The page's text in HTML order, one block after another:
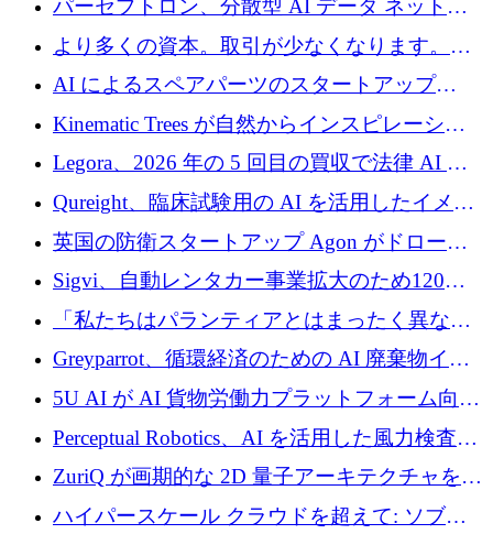
パーセプトロン、分散型 AI データ ネットワ
ークの構築に 650 万ドルを調達
より多くの資本。取引が少なくなります。
2026 年上半期がヨーロッパのテクノロジーに
ついて語ること
AI によるスペアパーツのスタートアップ
Intropy が 1,100 万ドルを調達
Kinematic Trees が自然からインスピレーショ
ンを得たロボット ソフトウェアを拡張するた
めに 58 万 5,000 ポンドを調達
Legora、2026 年の 5 回目の買収で法律 AI ス
タートアップ Wexler を買収
Qureight、臨床試験用の AI を活用したイメー
ジング プラットフォームを拡張するためにシ
リーズ B で 2,000 万ドルを確保
英国の防衛スタートアップ Agon がドローン
攻撃に対抗する仮想戦場を構築、3,000 万ドル
を調達
Sigvi、自動レンタカー事業拡大のため120万
ユーロを調達
「私たちはパランティアとはまったく異なる
会社です」とフランス人の「控えめな」後任
者は言う
Greyparrot、循環経済のための AI 廃棄物イン
テリジェンスを拡張するためにシリーズ B で
2,700 万ドルを確保
5U AI が AI 貨物労働力プラットフォーム向け
に 320 万ドルのプレシードを獲得
Perceptual Robotics、AI を活用した風力検査の
規模拡大に向けて 400 万ポンド以上を確保
ZuriQ が画期的な 2D 量子アーキテクチャを拡
張するために 2,550 万ドルを調達
ハイパースケール クラウドを超えて: ソブリ